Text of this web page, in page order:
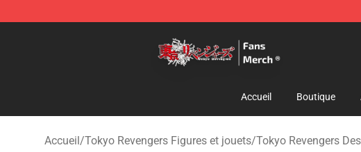
Accueil Boutique
Accueil/Tokyo Revengers Figures et jouets/Tokyo Revengers